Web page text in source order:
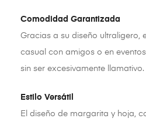
Comodidad Garantizada
Gracias a su diseño ultraligero,
casual con amigos o en
sin ser excesivamente llamativo.
Estilo Versátil
El diseño de margarita y hoja,